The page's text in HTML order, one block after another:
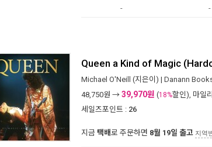
- -
Queen a Kind of Magic
Michael O'Neill (지은이) | Danann
48,750원 → 39,970원 (18%할인), 마일
세일즈포인트 : 26
지금 택배로 주문하면 8월 19일 출고 지역